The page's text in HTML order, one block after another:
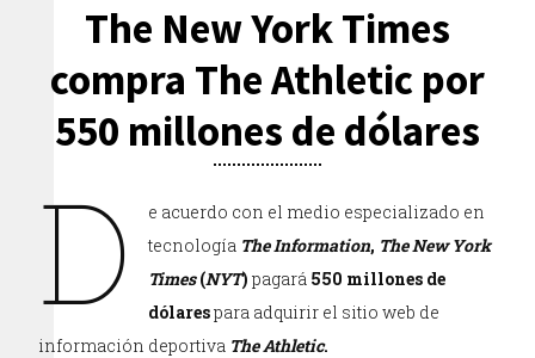
The New York Times
compra The Athletic por
550 millones de dólares
D
e acuerdo con el medio especializado en
tecnología The Information, The New York
Times(NYT) pagará 550 millones de
dólarespara adquirir el sitio web de
información deportiva The Athletic.